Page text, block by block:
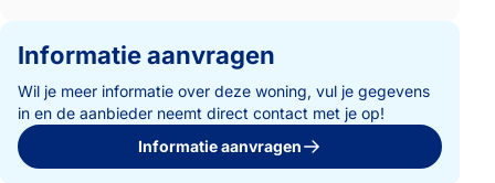
Informatie aanvragen
Wil je meer informatie over deze woning, vul je gegevens
in en de aanbieder neemt direct contact met je op!
Informatie aanvragen